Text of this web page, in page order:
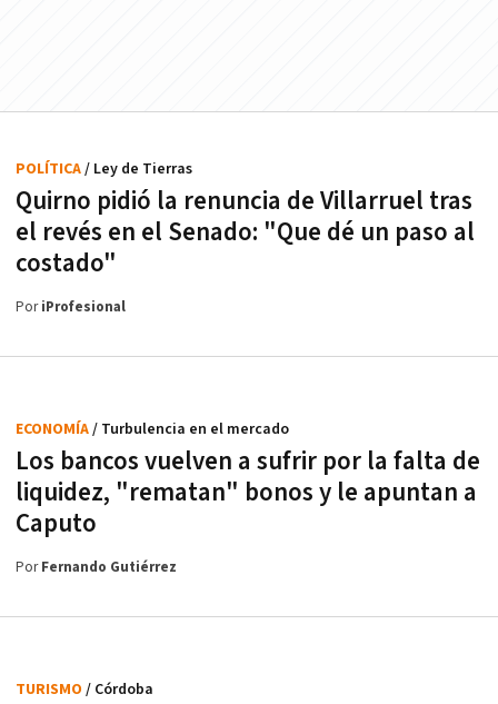
Quirno pidió la renuncia de Villarruel tras
el revés en el Senado: "Que dé un paso al
costado"
POLÍTICA/ Ley de Tierras
PoriProfesional
Los bancos vuelven a sufrir por la falta de
liquidez, "rematan" bonos y le apuntan a
Caputo
ECONOMÍA/ Turbulencia en el mercado
PorFernando Gutiérrez
TURISMO / Córdoba